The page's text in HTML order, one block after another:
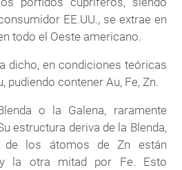
EE.UU., se extrae en
todo el Oeste americano.
dicho, en condiciones teóricas
pudiendo contener Au, Fe, Zn.
o la Galena, raramente
estructura deriva de la Blenda,
los átomos de Zn están
la otra mitad por Fe. Esto